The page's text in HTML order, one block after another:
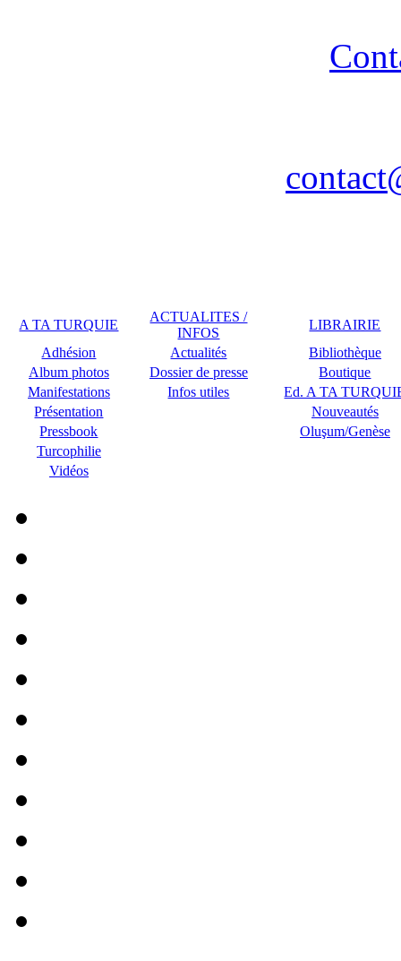
A TA TURQUIE
ACTUALITES /
INFOS
LIBRAIRIE
Adhésion
Actualités
Bibliothèque
Album photos
Dossier de presse
Boutique
Manifestations
Infos utiles
Ed. A TA
Présentation
Nouveautés
Pressbook
Oluşum/Genèse
Turcophilie
Vidéos